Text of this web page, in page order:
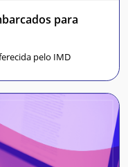
para
pelo IMD